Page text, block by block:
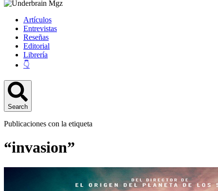
Artículos
Entrevistas
Reseñas
Editorial
Librería
👇
Search
Publicaciones con la etiqueta
“invasion”